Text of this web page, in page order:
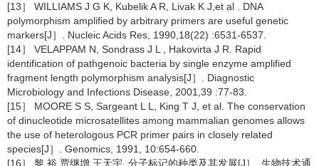
[13］ WILLIAMS J G K, Kubelik A R, Livak K J,et al . DNA
polymorphism amplified by arbitrary primers are useful genetic
markers[J］. Nucleic Acids Res, 1990,18(22) :6531-6537.
[14］ VELAPPAM N, Sondrass J L , Hakovirta J R. Rapid
identification of pathgenoic bacteria by single enzyme amplified
fragment length polymorphism analysis[J］. Diagnostic
Microbiology and Infections Disease, 2001,39 :77-83.
[15］ MOORE S S, Sargeant L L, King T J, et al. The conservation
of dinucleotide microsatellites among mammalian genomes allows
the use of heterologous PCR primer pairs in closely related
species[J］. Genomics, 1991, 10:654-660.
[16］ 黎 裕,贾继增,王天宇. 分子标记的种类及其发展[J］. 生物技术通